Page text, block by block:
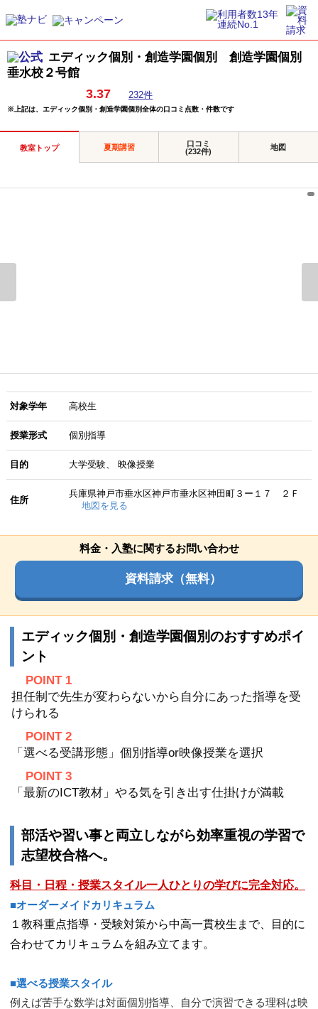
エディック個別・創造学園個別 創造学園個別
垂水校２号館
3.37 232件
※上記は、エディック個別・創造学園個別全体の口コミ点数・件数です
教室トップ 夏期講習
口コミ
(232件)
地図
対象学年 高校生
授業形式 個別指導
目的 大学受験 映像授業
住所
兵庫県神戸市垂水区神戸市垂水区神田町３ー１７ ２Ｆ
地図を見る
料金・入塾に関するお問い合わせ
資料請求（無料）
エディック個別・創造学園個別のおすすめポイ
ント
POINT 1
担任制で先生が変わらないから自分にあった指導を受
けられる
POINT 2
「選べる受講形態」個別指導or映像授業を選択
POINT 3
「最新のICT教材」やる気を引き出す仕掛けが満載
部活や習い事と両立しながら効率重視の学習で
志望校合格へ。
科目・日程・授業スタイル一人ひとりの学びに完全対応。
■オーダーメイドカリキュラム
１教科重点指導・受験対策から中高一貫校生まで、目的に
合わせてカリキュラムを組み立てます。
■選べる授業スタイル
例えば苦手な数学は対面個別指導、自分で演習できる理科は映